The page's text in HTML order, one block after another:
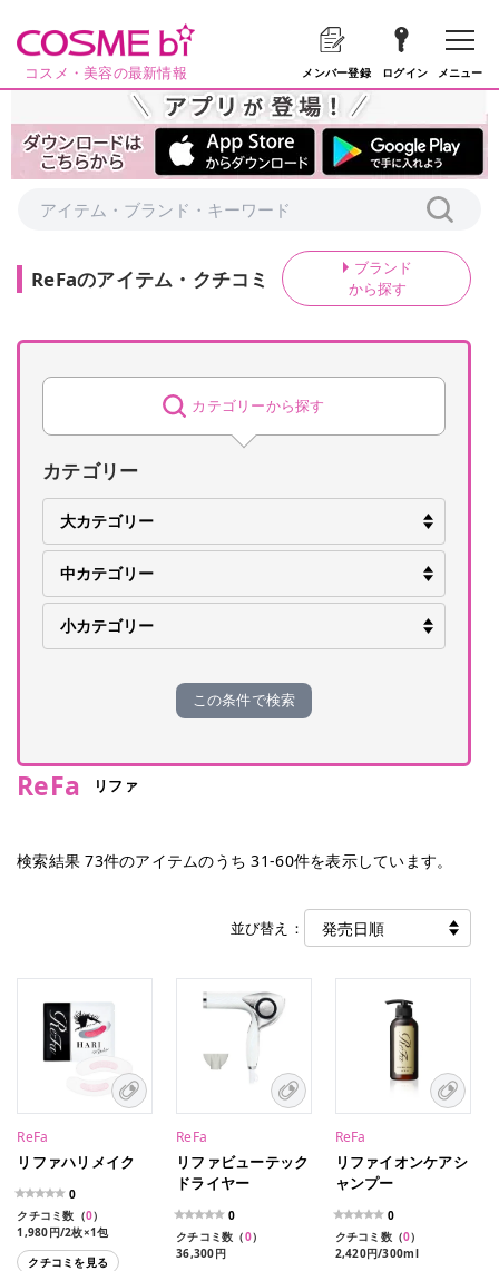
コスメ・美容の最新情報 メンバー登録 ログイン メニュー
ReFaのアイテム・クチコミ
ブランド
から探す
カテゴリーから探す
カテゴリー
この条件で検索
ReFa リファ
検索結果73件のアイテムのうち31-60件を表示しています。
並び替え：
ReFa
リファハリメイク
0
クチコミ数（0）
1,980円/2枚×1包
クチコミを見る
ReFa
リファビューテック
ドライヤー
0
クチコミ数（0）
36,300円
ReFa
リファイオンケアシ
ャンプー
0
クチコミ数（0）
2,420円/300ml